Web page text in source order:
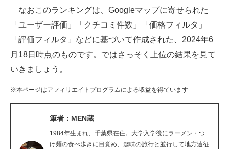
ビジネスと働き方のヒント
企業ITのトレンドを詳説
ITエンジニア向け専門サイト
企業向けIT製品の総合サイト
なおこのランキングは、Googleマップに寄せられた
「ユーザー評価」「クチコミ件数」「価格フィルタ」
「評価フィルタ」などに基づいて作成された、2024年6
月18日時点のものです。ではさっそく上位の結果を見て
いきましょう。
※本ページはアフィリエイトプログラムによる収益を得ています
筆者：MEN蔵
1984年生まれ、千葉県在住。大学入学後にラーメン・つ
け麺の食べ歩きに目覚め、趣味の旅行と並行して地方遠征